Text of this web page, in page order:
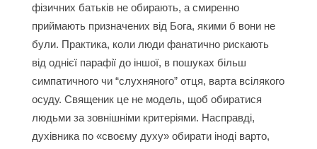
фізичних батьків не обирають, а смиренно
приймають призначених від Бога, якими б вони не
були. Практика, коли люди фанатично рискають
від однієї парафії до іншої, в пошуках більш
симпатичного чи “слухняного” отця, варта всілякого
осуду. Священик це не модель, щоб обиратися
людьми за зовнішніми критеріями. Насправді,
духівника по «своєму духу» обирати іноді варто,